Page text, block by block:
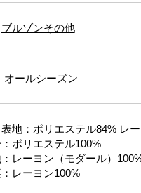
ブルゾンその他
ールシーズン
地：ポリエステル84% レ
ポリエステル100%
レーヨン（モダール）
レーヨン100%